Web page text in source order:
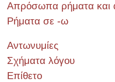
Απρόσωπα ρήματα και
Ρήματα σε -ω
Αντωνυμίες
Σχήματα λόγου
Επίθετο